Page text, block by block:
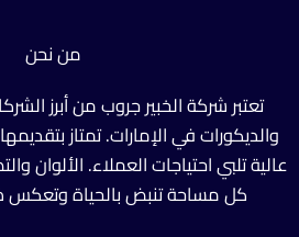
من نحن
تعتبر شركة الخبير جروب من أبرز
والديكورات في الإمارات. تمتاز
عالية تلبي احتياجات العملاء. الألوان
كل مساحة تنبض بالحياة وتعكس